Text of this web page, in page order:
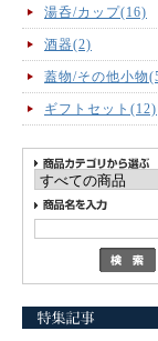
湯呑/カップ(16)
酒器(2)
蓋物/その他小物
ギフトセット(12)